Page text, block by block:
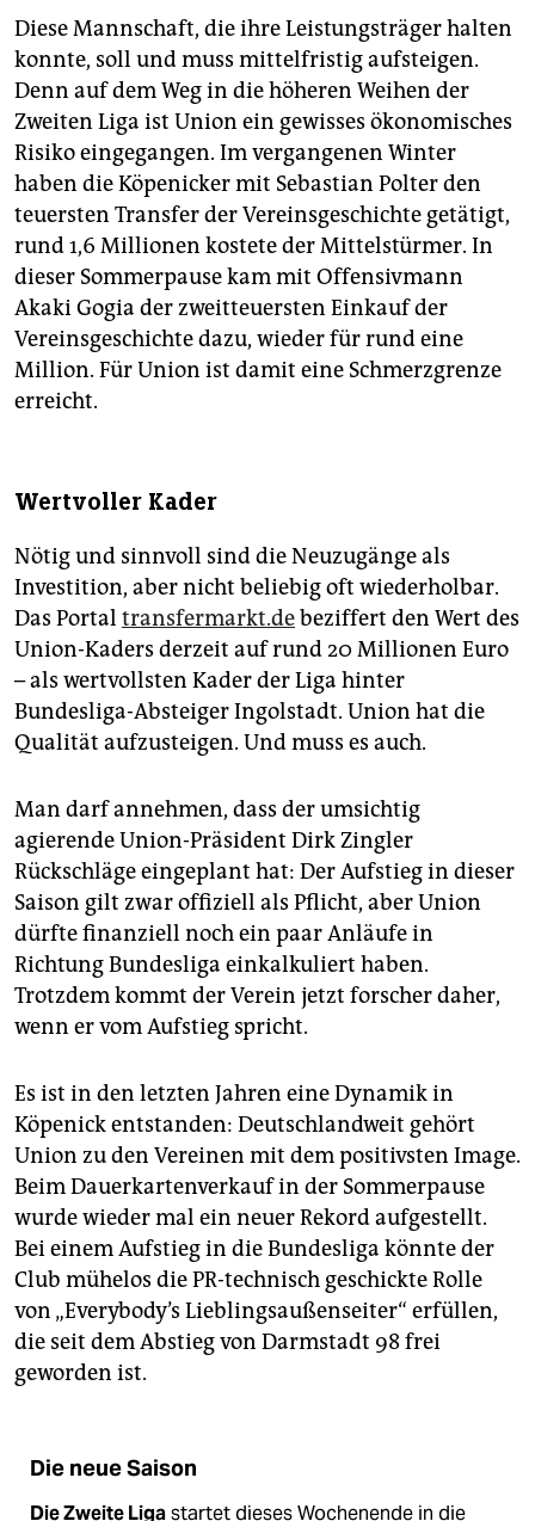
Diese Mannschaft, die ihre Leistungsträger halten
konnte, soll und muss mittelfristig aufsteigen.
Denn auf dem Weg in die höheren Weihen der
Zweiten Liga ist Union ein gewisses ökonomisches
Risiko eingegangen. Im vergangenen Winter
haben die Köpenicker mit Sebastian Polter den
teuersten Transfer der Vereinsgeschichte getätigt,
rund 1,6 Millionen kostete der Mittelstürmer. In
dieser Sommerpause kam mit Offensivmann
Akaki Gogia der zweitteuersten Einkauf der
Vereinsgeschichte dazu, wieder für rund eine
Million. Für Union ist damit eine Schmerzgrenze
erreicht.
Wertvoller Kader
Nötig und sinnvoll sind die Neuzugänge als
Investition, aber nicht beliebig oft wiederholbar.
Das Portal transfermarkt.debeziffert den Wert des
Union-Kaders derzeit auf rund 20 Millionen Euro
– als wertvollsten Kader der Liga hinter
Bundesliga-Absteiger Ingolstadt. Union hat die
Qualität aufzusteigen. Und muss es auch.
Man darf annehmen, dass der umsichtig
agierende Union-Präsident Dirk Zingler
Rückschläge eingeplant hat: Der Aufstieg in dieser
Saison gilt zwar offiziell als Pflicht, aber Union
dürfte finanziell noch ein paar Anläufe in
Richtung Bundesliga einkalkuliert haben.
Trotzdem kommt der Verein jetzt forscher daher,
wenn er vom Aufstieg spricht.
Es ist in den letzten Jahren eine Dynamik in
Köpenick entstanden: Deutschlandweit gehört
Union zu den Vereinen mit dem positivsten Image.
Beim Dauerkartenverkauf in der Sommerpause
wurde wieder mal ein neuer Rekord aufgestellt.
Bei einem Aufstieg in die Bundesliga könnte der
Club mühelos die PR-technisch geschickte Rolle
von „Everybody’s Lieblingsaußenseiter“ erfüllen,
die seit dem Abstieg von Darmstadt 98 frei
geworden ist.
Die neue Saison
Die Zweite Ligastartet dieses Wochenende in die